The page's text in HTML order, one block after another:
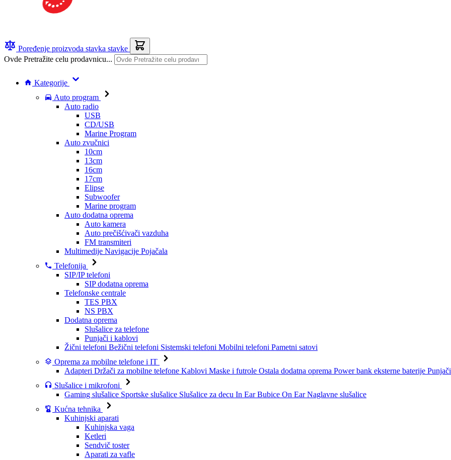
Poređenje proizvoda stavka stavke
Ovde Pretražite celu prodavnicu...
Kategorije
Auto program
Auto radio
USB
CD/USB
Marine Program
Auto zvučnici
10cm
13cm
16cm
17cm
Elipse
Subwoofer
Marine program
Auto dodatna oprema
Auto kamera
Auto prečišćivači vazduha
FM transmiteri
Multimedije Navigacije Pojačala
Telefonija
SIP/IP telefoni
SIP dodatna oprema
Telefonske centrale
TES PBX
NS PBX
Dodatna oprema
Slušalice za telefone
Punjači i kablovi
Žični telefoni Bežični telefoni Sistemski telefoni Mobilni telefoni Pametni satovi
Oprema za mobilne telefone i IT
Adapteri Držači za mobilne telefone Kablovi Maske i futrole Ostala dodatna oprema Power bank eksterne baterije Punjači
Slušalice i mikrofoni
Gaming slušalice Sportske slušalice Slušalice za decu In Ear Bubice On Ear Naglavne slušalice
Kućna tehnika
Kuhinjski aparati
Kuhinjska vaga
Ketleri
Sendvič toster
Aparati za vafle